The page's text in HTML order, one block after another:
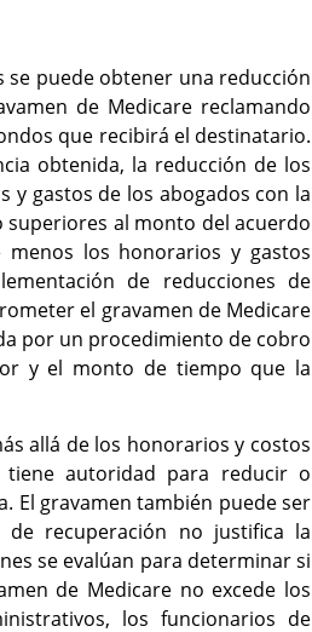
se puede obtener una reducción
de Medicare reclamando
que recibirá el destinatario.
obtenida, la reducción de los
y gastos de los abogados con la
superiores al monto del acuerdo
los honorarios y gastos
de reducciones de
el gravamen de Medicare
por un procedimiento de cobro
y el monto de tiempo que la
allá de los honorarios y costos
autoridad para reducir o
El gravamen también puede ser
recuperación no justifica la
se evalúan para determinar si
de Medicare no excede los
los funcionarios de